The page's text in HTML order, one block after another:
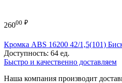
26000 ₽
Кромка ABS 16200 42/1,5(101)
Доступность: 64 ед.
Быстро и качественно доставляем
Наша компания производит